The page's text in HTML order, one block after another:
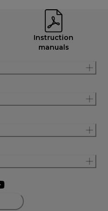
Instruction
manuals